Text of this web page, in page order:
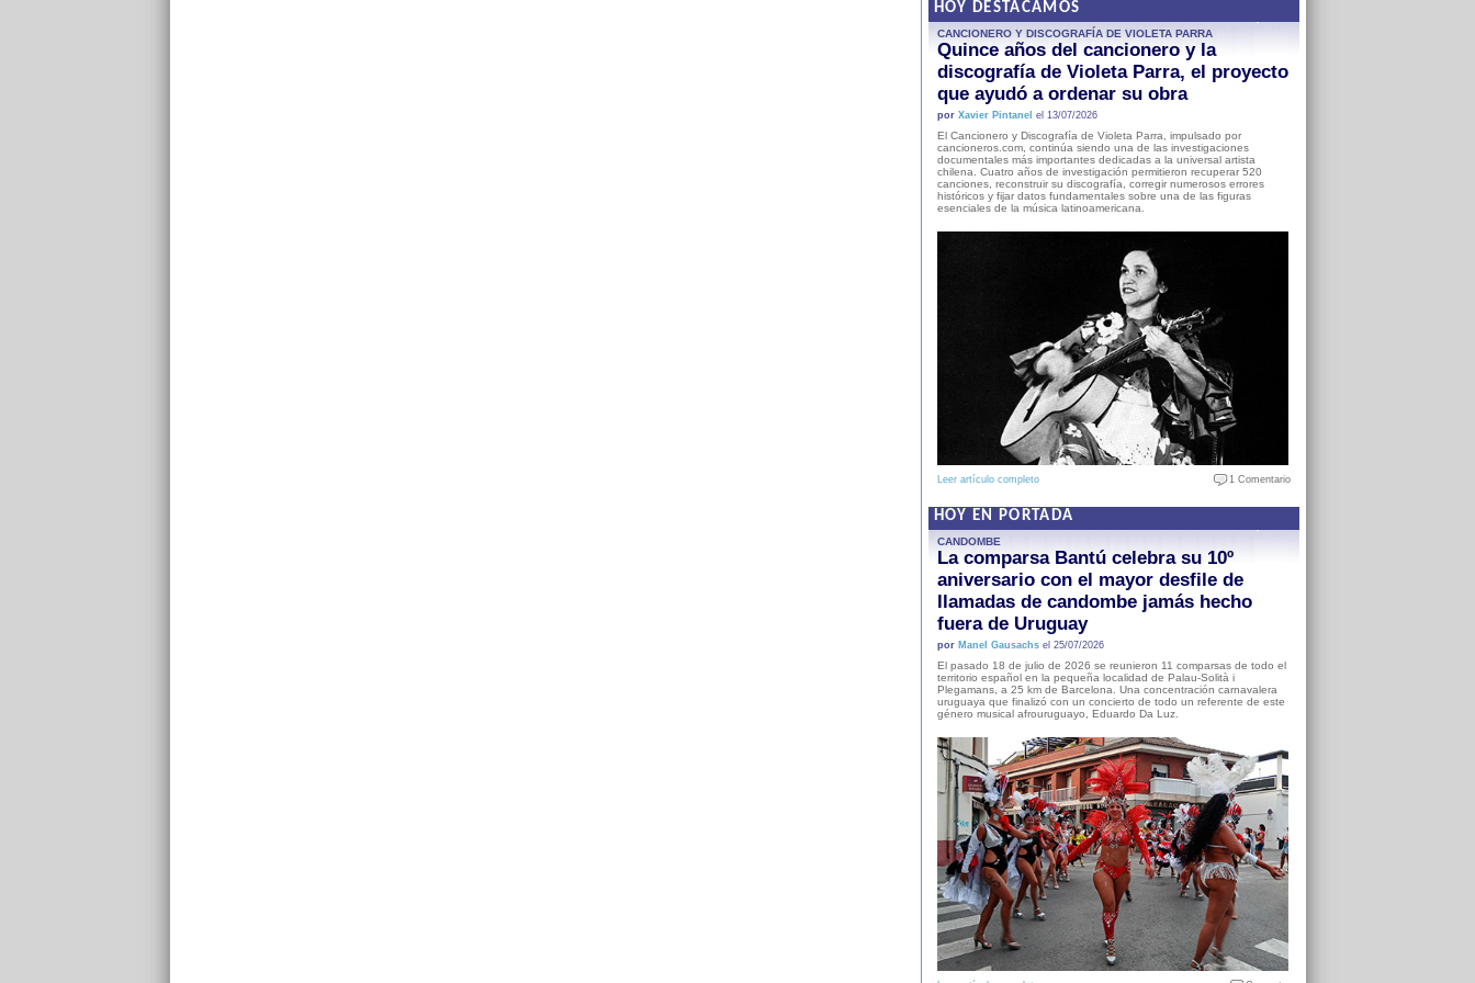
HOY DESTACAMOS
CANCIONERO Y DISCOGRAFÍA DE VIOLETA PARRA
Quince años del cancionero y la
discografía de Violeta Parra, el proyecto
que ayudó a ordenar su obra
por Xavier Pintanel el 13/07/2026
El Cancionero y Discografía de Violeta Parra, impulsado por
cancioneros.com, continúa siendo una de las investigaciones
documentales más importantes dedicadas a la universal artista
chilena. Cuatro años de investigación permitieron recuperar 520
canciones, reconstruir su discografía, corregir numerosos errores
históricos y fijar datos fundamentales sobre una de las figuras
esenciales de la música latinoamericana.
Leer artículo completo 1 Comentario
HOY EN PORTADA
CANDOMBE
La comparsa Bantú celebra su 10º
aniversario con el mayor desfile de
llamadas de candombe jamás hecho
fuera de Uruguay
por Manel Gausachsel 25/07/2026
El pasado 18 de julio de 2026 se reunieron 11 comparsas de todo el
territorio español en la pequeña localidad de Palau-Solità i
Plegamans, a 25 km de Barcelona. Una concentración carnavalera
uruguaya que finalizó con un concierto de todo un referente de este
género musical afrouruguayo, Eduardo Da Luz.